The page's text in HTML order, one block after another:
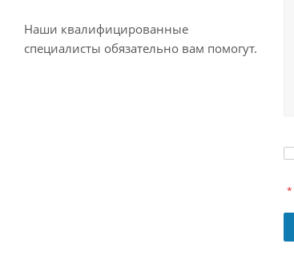
Наши квалифицированные
специалисты обязательно вам помогут.
*